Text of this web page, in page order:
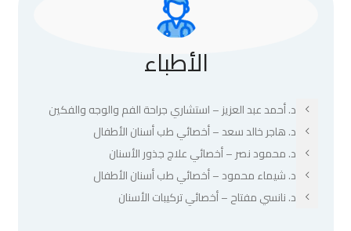
الأطباء
د. أحمد عبد العزيز – استشاري جراحة الفم والوجه والفكين
د. هاجر خالد سعد – أخصائي طب أسنان الأطفال
د. محمود نصر – أخصائي علاج جذور الأسنان
د. شيماء محمود – أخصائي طب أسنان الأطفال
د. نانسي مفتاح – أخصائي تركيبات الأسنان